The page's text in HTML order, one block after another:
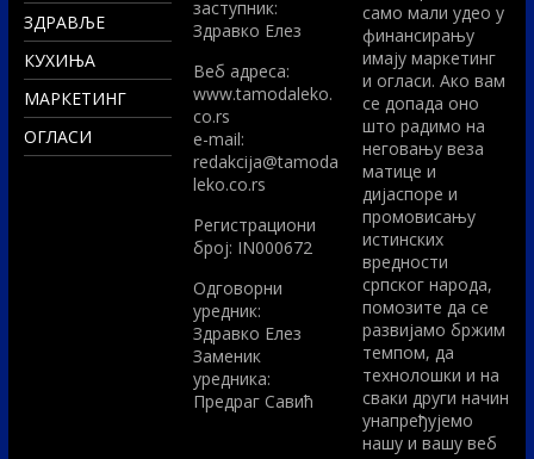
ЗДРАВЉЕ
КУХИЊА
МАРКЕТИНГ
ОГЛАСИ
заступник:
Здравко Елез
Вeб адреса:
www.tamodaleko.
co.rs
e-mail:
redakcija@tamoda
leko.co.rs
Регистрациони
број: IN000672
Одговорни
уредник:
Здравко Елез
Заменик
уредника:
Предраг Савић
само мали удео у
финансирању
имају маркетинг
и огласи. Ако вам
се допада оно
што радимо на
неговању веза
матице и
дијаспоре и
промовисању
истинских
вредности
српског народа,
помозите да се
развијамо бржим
темпом, да
технолошки и на
сваки други начин
унапређујемо
нашу и вашу веб